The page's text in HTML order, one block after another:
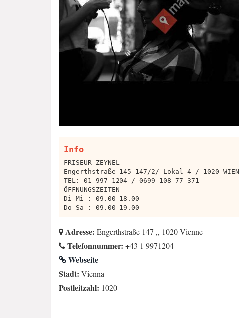
Info
FRISEUR ZEYNEL
Engerthstraße 145-147/2/ Lokal 4 / 1020 WIEN
TEL: 01 997 1204 / 0699 108 77 371
ÖFFNUNGSZEITEN
Di-Mi : 09.00-18.00
Do-Sa : 09.00-19.00
Adresse: Engerthstraße 147 ,, 1020 Vienne
Telefonnummer: +43 1 9971204
Webseite
Stadt: Vienna
Postleitzahl: 1020